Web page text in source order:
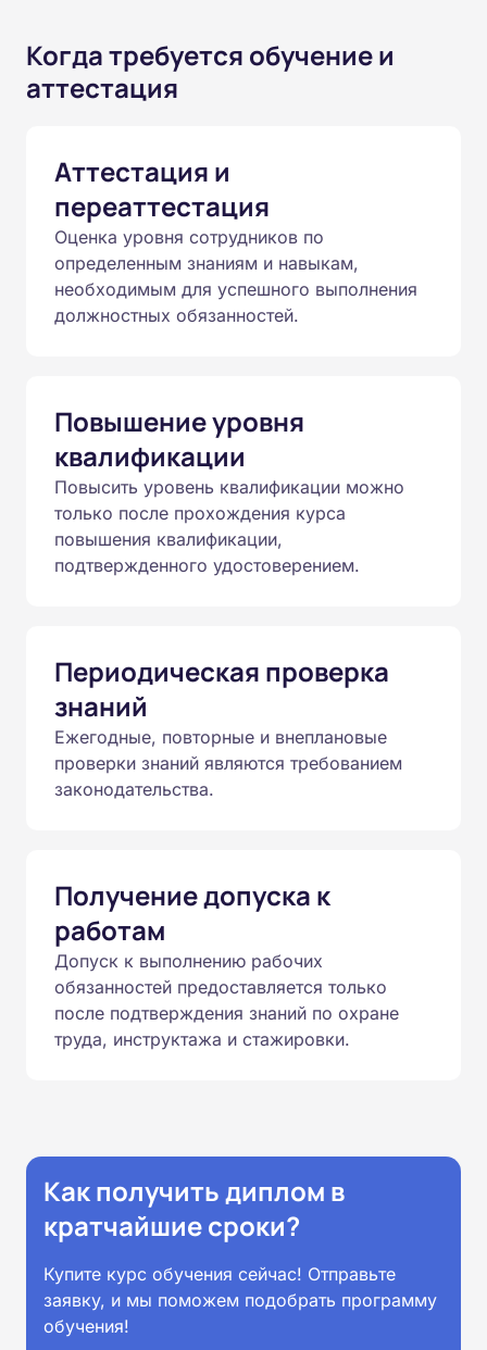
Когда требуется обучение и
аттестация
Аттестация и
переаттестация
Оценка уровня сотрудников по
определенным знаниям и навыкам,
необходимым для успешного выполнения
должностных обязанностей.
Повышение уровня
квалификации
Повысить уровень квалификации можно
только после прохождения курса
повышения квалификации,
подтвержденного удостоверением.
Периодическая проверка
знаний
Ежегодные, повторные и внеплановые
проверки знаний являются требованием
законодательства.
Получение допуска к
работам
Допуск к выполнению рабочих
обязанностей предоставляется только
после подтверждения знаний по охране
труда, инструктажа и стажировки.
Как получить диплом в
кратчайшие сроки?
Купите курс обучения сейчас! Отправьте
заявку, и мы поможем подобрать программу
обучения!